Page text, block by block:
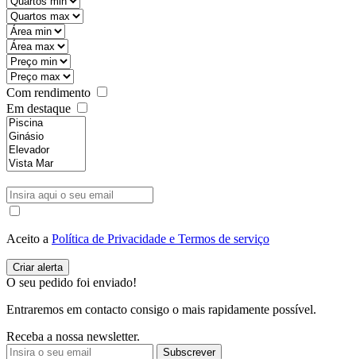
Com rendimento
Em destaque
Aceito a Política de Privacidade e Termos de serviço
O seu pedido foi enviado!
Entraremos em contacto consigo o mais rapidamente possível.
Receba a nossa newsletter.
Subscrever